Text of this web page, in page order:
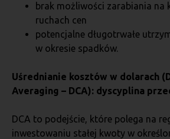
brak możliwości zarabiania
ruchach cen
potencjalne długotrwałe
w okresie spadków.
Uśrednianie kosztów w dolarach
Averaging – DCA): dyscyplina
DCA to podejście, które polega na
inwestowaniu stałej kwoty w